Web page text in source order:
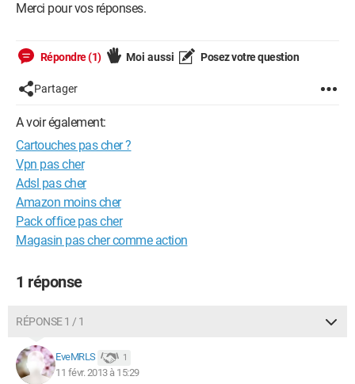
Merci pour vos réponses.
Répondre (1) Moi aussi Posez votre question
Partager
A voir également:
Cartouches pas cher ?
Vpn pas cher
Adsl pas cher
Amazon moins cher
Pack office pas cher
Magasin pas cher comme action
1 réponse
RÉPONSE 1 / 1
EveMRLS 1
11 févr. 2013 à 15:29